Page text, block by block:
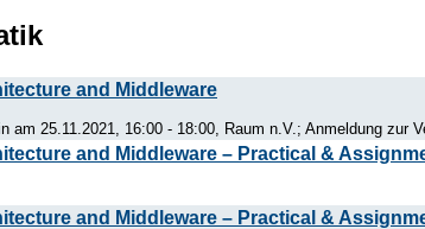
and Middleware
25.11.2021, 16:00 - 18:00, Raum n.V.; Anmeldung zur
and Middleware – Practical &
and Middleware – Practical &